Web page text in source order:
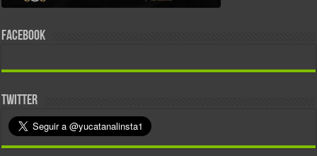
FACEBOOK
TWITTER